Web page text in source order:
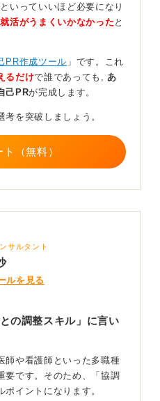
できるようにしてくださ
大切な要素！ エピソード
す。異なった情報を入力し
の関係者に迷惑をかけてし
とがある」といった具体的
いっていいほど必要になり
活がうまくいかなかった と
PR作成ツール 」です。これ
るだけで誰であっても, あ
己PRが完成します。
を突破しましょう。
（無料）
サルタント
ルを見る
の調整スキル」に言い
師や看護師といった多職種
要です。そのため、「協調
イントになります。